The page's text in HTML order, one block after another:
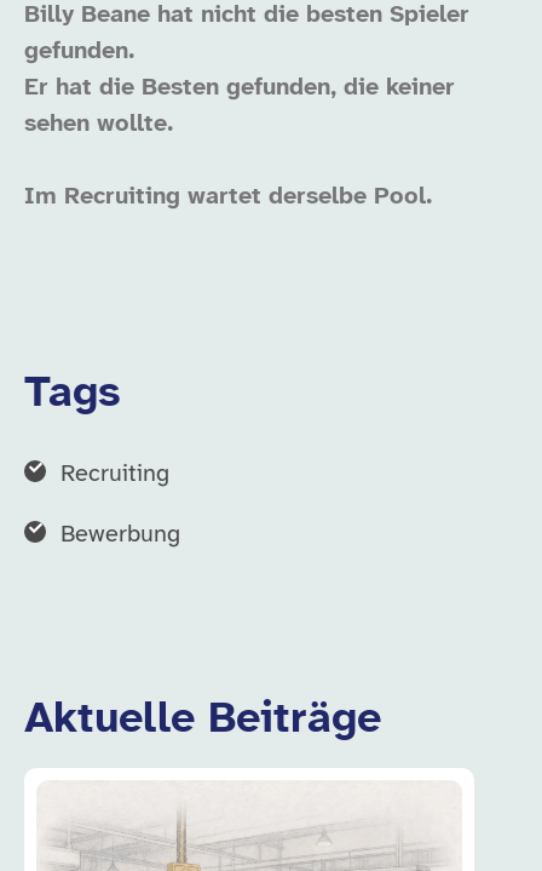
Billy Beane hat nicht die besten Spieler
gefunden.
Er hat die Besten gefunden, die keiner
sehen wollte.
Im Recruiting wartet derselbe Pool.
Tags
Recruiting
Bewerbung
Aktuelle Beiträge